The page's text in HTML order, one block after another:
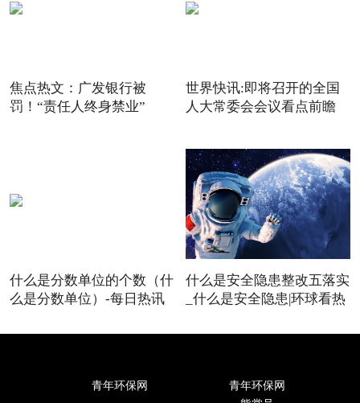
焦点热文：广发银行被
罚！“责任人终身禁业”
世界快讯:即将召开的全国
人大常委会会议看点前瞻
什么是分数单位的个数（什
么是分数单位）-每日热讯
什么是安全隐患整改五落实
_什么是安全隐患|环球看热
青年环保网
青年环保网